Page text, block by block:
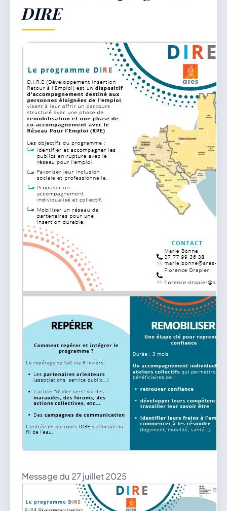
Démarches & Vie pratique
Vie locale & Associations
Découvrir la commune
SAMEDI 8 AOÛT 2026
Secrétariat ouvert
Lundi, mardi, jeudi, vendredi de 8h30 à 12h et
après-midi sur rendez-vous. Samedi sur rendez-
vous.
04 74 38 22 78
mairie@douvres.fr
140 Place de la Babillière, 01500 Douvres
Contacter la mairie
Le guichet des associations
DIRE
Message du 27 juillet 2025